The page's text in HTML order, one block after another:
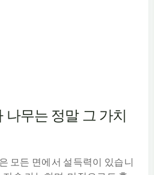
나무는 정말 그 가치
모든 면에서 설득력이 있습니